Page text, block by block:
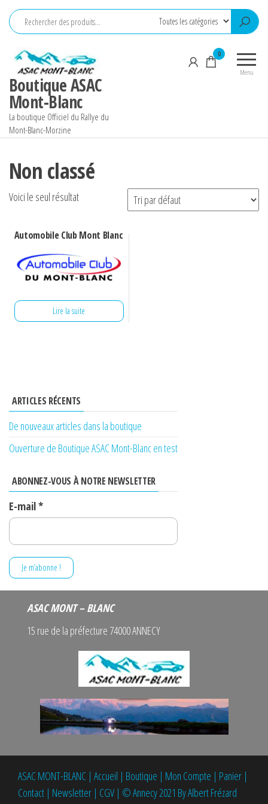
Aller
Boutique ASAC
Mont-Blanc
La boutique Officiel du Rallye du
Mont-Blanc-Morzine
Menu
0
Non classé
Voici le seul résultat
Automobile Club Mont Blanc
Lire la suite
ARTICLES RÉCENTS
De nouveaux articles dans la boutique
Ouverture de Boutique ASAC Mont-Blanc en test
ABONNEZ-VOUS À NOTRE NEWSLETTER
E-mail*
ASAC MONT – BLANC
15 rue de la préfecture 74000 ANNECY
ASAC MONT-BLANC | Accueil | Boutique | Mon Compte | Panier |
Contact | Newsletter | CGV | © Annecy 2021 By Albert Frézard